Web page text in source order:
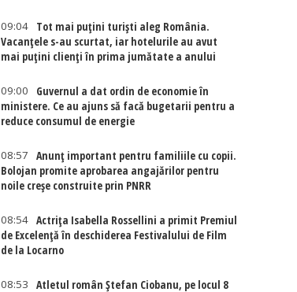
09:04
Tot mai puțini turiști aleg România.
Vacanțele s-au scurtat, iar hotelurile au avut
mai puțini clienți în prima jumătate a anului
09:00
Guvernul a dat ordin de economie în
ministere. Ce au ajuns să facă bugetarii pentru a
reduce consumul de energie
08:57
Anunț important pentru familiile cu copii.
Bolojan promite aprobarea angajărilor pentru
noile creșe construite prin PNRR
08:54 Actriţa Isabella Rossellini a primit Premiul
de Excelenţă în deschiderea Festivalului de Film
de la Locarno
08:53
Atletul român Ștefan Ciobanu, pe locul 8